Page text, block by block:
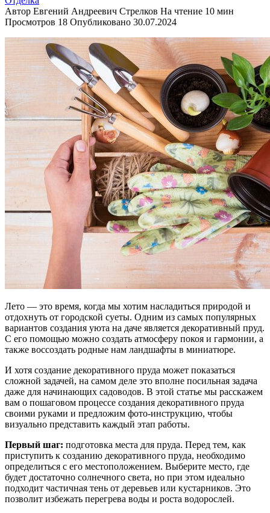
Автор Евгений Андреевич Стрелков На чтение 10 мин
Просмотров 18 Опубликовано 30.07.2024
Лето — это время, когда мы хотим насладиться природой и
отдохнуть от городской суеты. Одним из самых популярных
вариантов создания уюта на даче является декоративный пруд.
С его помощью можно создать атмосферу покоя и гармонии, а
также воссоздать родные нам ландшафты в миниатюре.
И хотя создание декоративного пруда может показаться
сложной задачей, на самом деле это вполне посильная задача
даже для начинающих садоводов. В этой статье мы расскажем
вам о пошаговом процессе создания декоративного пруда
своими руками и предложим фото-инструкцию, чтобы
визуально представить каждый этап работы.
Первый шаг: подготовка места для пруда. Перед тем, как
приступить к созданию декоративного пруда, необходимо
определиться с его местоположением. Выберите место, где
будет достаточно солнечного света, но при этом идеально
подходит частичная тень от деревьев или кустарников. Это
позволит избежать перегрева воды и роста водорослей.